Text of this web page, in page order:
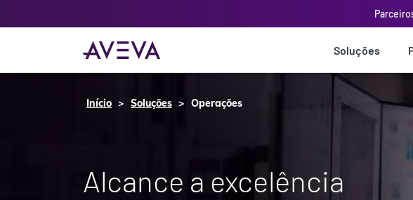
Soluções
Início Soluções Operações
Alcance a excelência